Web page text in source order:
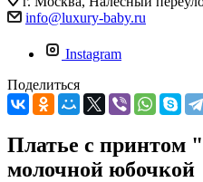
info@luxury-baby.ru
Instagram
Поделиться
Платье с принтом
молочной юбочкой